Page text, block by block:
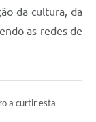
da cultura, da
as redes de
a curtir esta